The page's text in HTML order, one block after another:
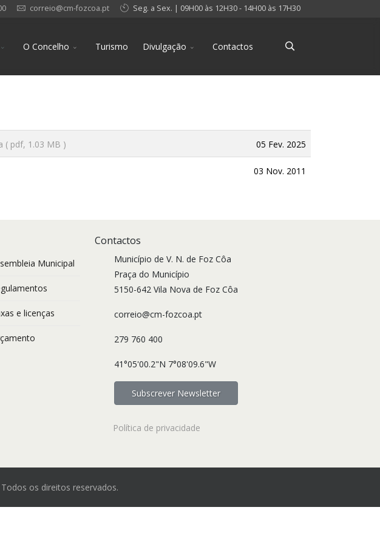
correio@cm-fozcoa.pt Seg. a Sex. | 09H00 às 12H30 - 14H00 às 17H30
O Concelho Turismo Divulgação Contactos
( pdf, 1.03 MB ) 05 Fev. 2025
03 Nov. 2011
Municipal
e licenças
Contactos
Município de V. N. de Foz Côa
Praça do Município
5150-642 Vila Nova de Foz Côa
correio@cm-fozcoa.pt
279 760 400
41°05'00.2"N 7°08'09.6"W
Subscrever Newsletter
Política de privacidade
os direitos reservados.